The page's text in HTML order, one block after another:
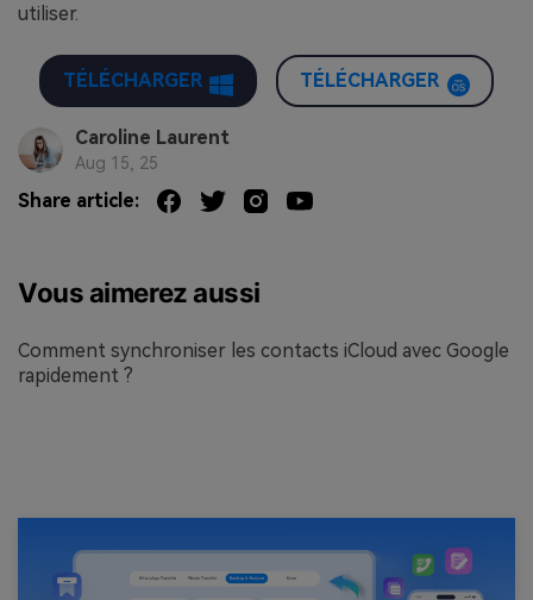
utiliser.
TÉLÉCHARGER TÉLÉCHARGER
Caroline Laurent
Aug 15, 25
Share article:
Vous aimerez aussi
Comment synchroniser les contacts iCloud avec Google
rapidement ?